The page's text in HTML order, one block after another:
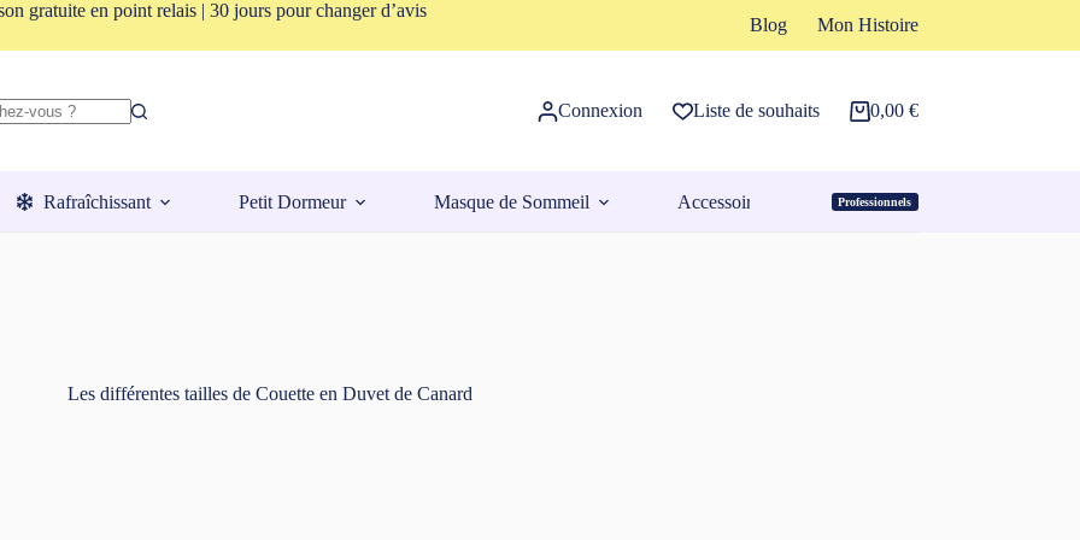
gratuite en point relais | 30 jours pour changer d’avis
Blog Mon Histoire
Connexion Liste de souhaits
Panier
0,00 €
Rafraîchissant Petit Dormeur Masque de Sommeil Accessoires Espace Pro
Professionnels
Les différentes tailles de Couette en Duvet de Canard